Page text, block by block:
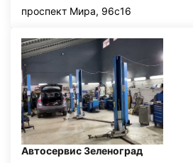
проспект Мира, 96с16
Автосервис Зеленоград